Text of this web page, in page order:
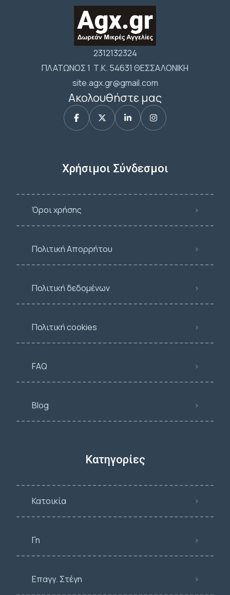
2312132324
ΠΛΑΤΩΝΟΣ 1 Τ.Κ. 54631 ΘΕΣΣΑΛΟΝΙΚΗ
site.agx.gr@gmail.com
Ακολουθήστε μας
Χρήσιμοι Σύνδεσμοι
Όροι χρήσης
Πολιτική Απορρήτου
Πολιτική δεδομένων
Πολιτική cookies
FAQ
Blog
Κατηγορίες
Κατοικία
Γη
Επαγγ. Στέγη